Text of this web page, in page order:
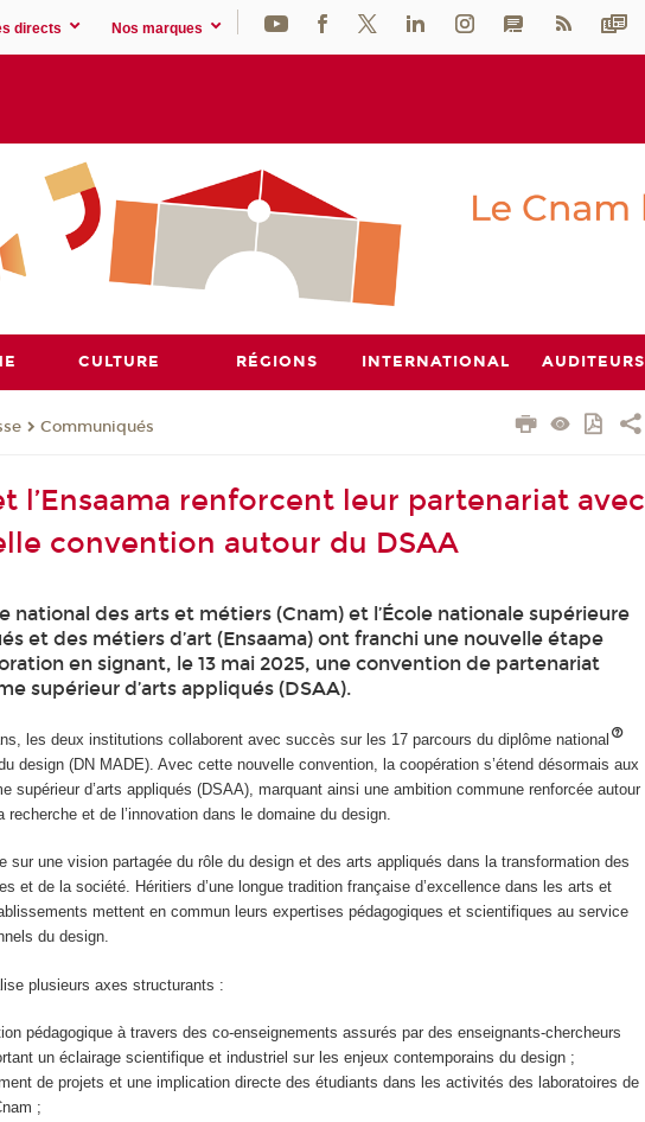
directs Nos marques
CULTURE RÉGIONS INTERNATIONAL AUDITEURS
Communiqués
l’Ensaama renforcent leur partenariat avec
convention autour du DSAA
national des arts et métiers (Cnam) et l’École nationale supérieure
et des métiers d’art (Ensaama) ont franchi une nouvelle étape
en signant, le 13 mai 2025, une convention de partenariat
supérieur d’arts appliqués (DSAA).
les deux institutions collaborent avec succès sur les 17 parcours du diplôme national
design (DN MADE). Avec cette nouvelle convention, la coopération s’étend désormais aux
supérieur d’arts appliqués (DSAA), marquant ainsi une ambition commune renforcée autour
recherche et de l’innovation dans le domaine du design.
sur une vision partagée du rôle du design et des arts appliqués dans la transformation des
et de la société. Héritiers d’une longue tradition française d’excellence dans les arts et
mettent en commun leurs expertises pédagogiques et scientifiques au service
du design.
plusieurs axes structurants :
pédagogique à travers des co-enseignements assurés par des enseignants-chercheurs
un éclairage scientifique et industriel sur les enjeux contemporains du design ;
de projets et une implication directe des étudiants dans les activités des laboratoires de
;